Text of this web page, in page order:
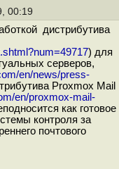
00:19
дистрибутива
) для
серверов,
en/news/press-
Proxmox Mail
en/proxmox-mail-
как готовое
контроля за
почтового